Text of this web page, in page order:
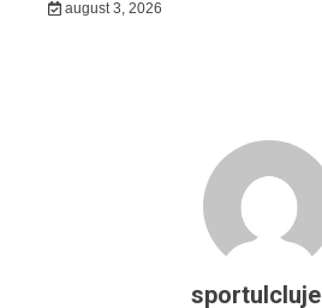
august 3, 2026